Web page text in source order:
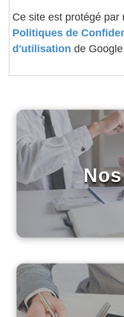
Ce site est protégé par
Politiques de
d'utilisation de